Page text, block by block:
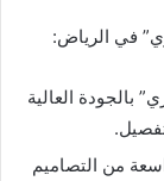
في الرياض:
بالجودة العالية
من التصاميم